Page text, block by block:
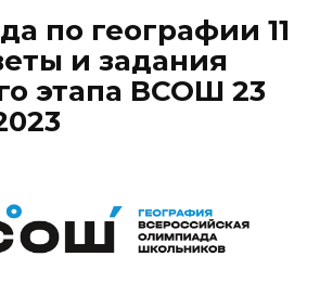
по географии 11
и задания
этапа ВСОШ 23